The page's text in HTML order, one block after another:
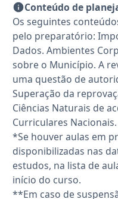
Conteúdo de
Os seguintes
pelo preparatório:
Dados. Ambientes
sobre o Município. A
uma questão de
Superação da
Ciências Naturais de
Curriculares Nacionais.
*Se houver aulas em
disponibilizadas nas
estudos, na lista de
início do curso.
**Em caso de